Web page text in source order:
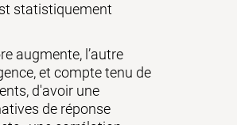
statistiquement
augmente, l’autre
et compte tenu de
d'avoir une
de réponse